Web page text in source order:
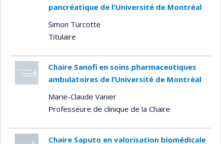
pancréatique de l'Université de Montréal
Simon Turcotte
Titulaire
Chaire Sanofi en soins pharmaceutiques
ambulatoires de l’Université de Montréal
Marie-Claude Vanier
Professeure de clinique de la Chaire
Chaire Saputo en valorisation biomédicale